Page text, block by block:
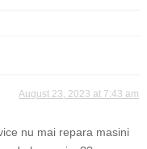
August 23, 2023 at 7:43 am
nu mai repara masini